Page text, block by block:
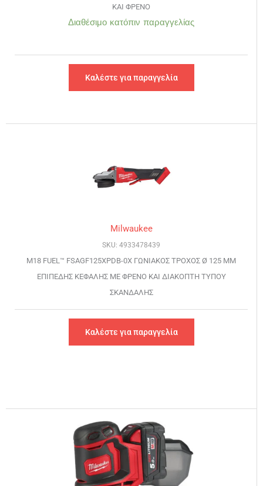
ΚΑΙ ΦΡΕΝΟ
Διαθέσιμο κατόπιν παραγγελίας
Καλέστε για παραγγελία
Milwaukee
SKU: 4933478439
M18 FUEL™ FSAGF125XPDB-0X ΓΩΝΙΑΚΟΣ ΤΡΟΧΟΣ Ø 125 MM
ΕΠΙΠΕΔΗΣ ΚΕΦΑΛΗΣ ΜΕ ΦΡΕΝΟ ΚΑΙ ΔΙΑΚΟΠΤΗ ΤΥΠΟΥ
ΣΚΑΝΔΑΛΗΣ
Καλέστε για παραγγελία